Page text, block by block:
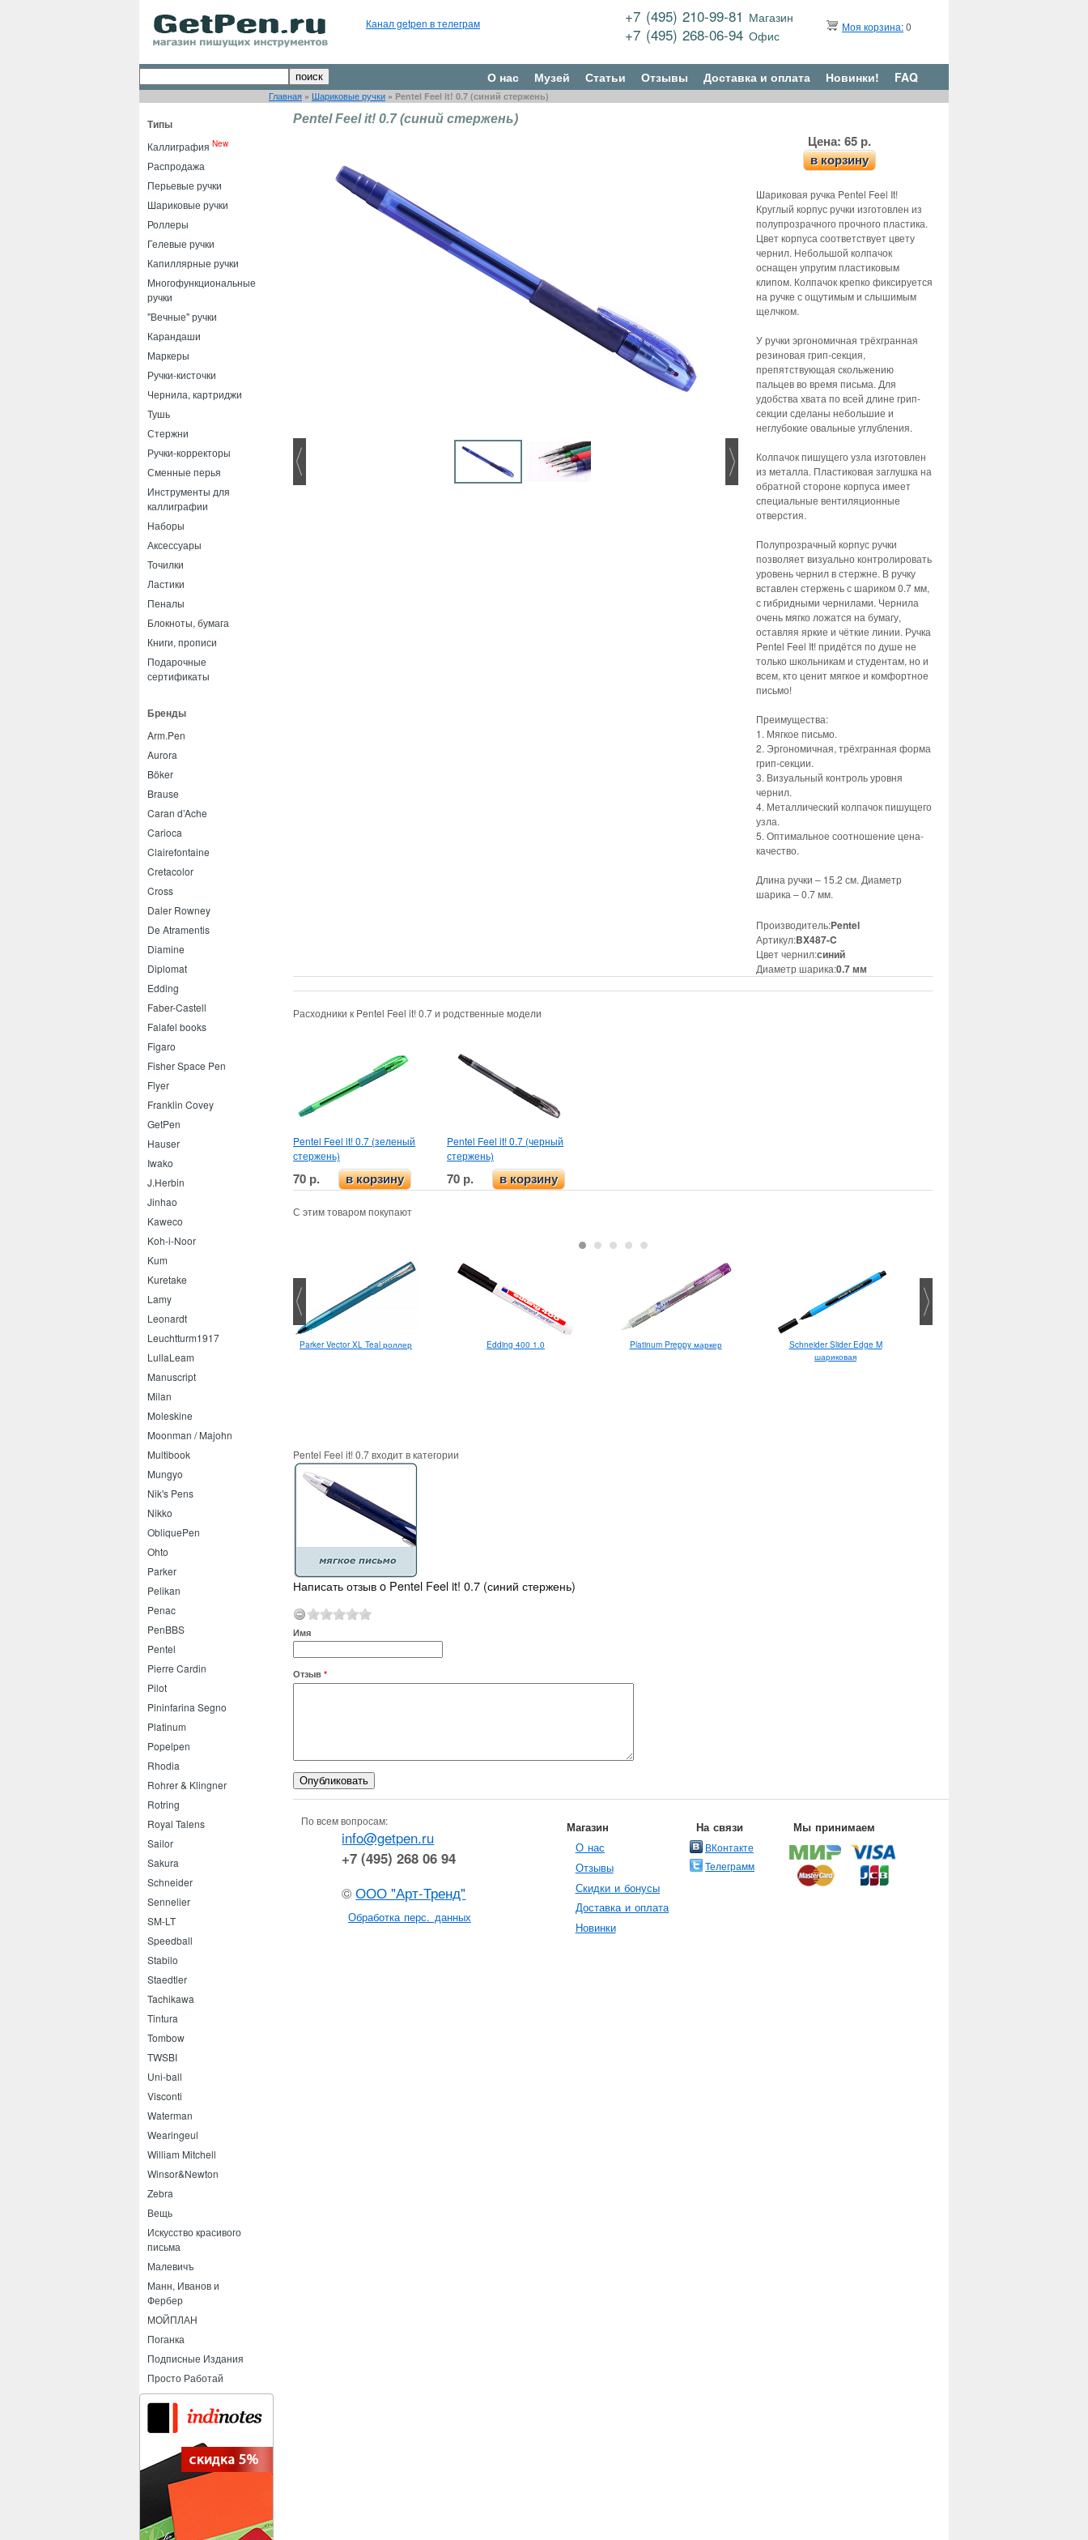
Канал getpen в телеграм +7 (495) 210-99-81 Магазин
+7 (495) 268-06-94Офис
Моя корзина:0
О нас Музей Статьи Отзывы Доставка и оплата Новинки! FAQ
Главная » Шариковые ручки » Pentel Feel it! 0.7 (синий стержень)
Типы
Каллиграфия New
Распродажа
Перьевые ручки
Шариковые ручки
Роллеры
Гелевые ручки
Капиллярные ручки
Многофункциональные
ручки
"Вечные" ручки
Карандаши
Маркеры
Ручки-кисточки
Чернила, картриджи
Тушь
Стержни
Ручки-корректоры
Сменные перья
Инструменты для
каллиграфии
Наборы
Аксессуары
Точилки
Ластики
Пеналы
Блокноты, бумага
Книги, прописи
Подарочные
сертификаты
Бренды
Arm.Pen
Aurora
Böker
Brause
Caran d’Ache
Carioca
Clairefontaine
Cretacolor
Cross
Daler Rowney
De Atramentis
Diamine
Diplomat
Edding
Faber-Castell
Falafel books
Figaro
Fisher Space Pen
Flyer
Franklin Covey
GetPen
Hauser
Iwako
J.Herbin
Jinhao
Kaweco
Koh-i-Noor
Kum
Kuretake
Lamy
Leonardt
Leuchtturm1917
LullaLeam
Manuscript
Milan
Moleskine
Moonman / Majohn
Multibook
Mungyo
Nik's Pens
Nikko
ObliquePen
Ohto
Parker
Pelikan
Penac
PenBBS
Pentel
Pierre Cardin
Pilot
Pininfarina Segno
Platinum
Popelpen
Rhodia
Rohrer & Klingner
Rotring
Royal Talens
Sailor
Sakura
Schneider
Sennelier
SM-LT
Speedball
Stabilo
Staedtler
Tachikawa
Tintura
Tombow
TWSBI
Uni-ball
Visconti
Waterman
Wearingeul
William Mitchell
Winsor&Newton
Zebra
Вещь
Искусство красивого
письма
Малевичъ
Манн, Иванов и
Фербер
МОЙПЛАН
Поганка
Подписные Издания
Просто Работай
Pentel Feel it! 0.7 (синий стержень)
Цена: 65 р.
в корзину
Шариковая ручка Pentel Feel It!
Круглый корпус ручки изготовлен из
полупрозрачного прочного пластика.
Цвет корпуса соответствует цвету
чернил. Небольшой колпачок
оснащен упругим пластиковым
клипом. Колпачок крепко фиксируется
на ручке с ощутимым и слышимым
щелчком.
У ручки эргономичная трёхгранная
резиновая грип-секция,
препятствующая скольжению
пальцев во время письма. Для
удобства хвата по всей длине грип-
секции сделаны небольшие и
неглубокие овальные углубления.
Колпачок пишущего узла изготовлен
из металла. Пластиковая заглушка на
обратной стороне корпуса имеет
специальные вентиляционные
отверстия.
Полупрозрачный корпус ручки
позволяет визуально контролировать
уровень чернил в стержне. В ручку
вставлен стержень с шариком 0.7 мм,
с гибридными чернилами. Чернила
очень мягко ложатся на бумагу,
оставляя яркие и чёткие линии. Ручка
Pentel Feel It! придётся по душе не
только школьникам и студентам, но и
всем, кто ценит мягкое и комфортное
письмо!
Преимущества:
1. Мягкое письмо.
2. Эргономичная, трёхгранная форма
грип-секции.
3. Визуальный контроль уровня
чернил.
4. Металлический колпачок пишущего
узла.
5. Оптимальное соотношение цена-
качество.
Длина ручки – 15.2 см. Диаметр
шарика – 0.7 мм.
Производитель:Pentel
Артикул:BX487-C
Цвет чернил:синий
Диаметр шарика:0.7 мм
Расходники к Pentel Feel it! 0.7 и родственные модели
Pentel Feel it! 0.7 (зеленый
стержень)
70 р. в корзину
Pentel Feel it! 0.7 (черный
стержень)
70 р. в корзину
С этим товаром покупают
Pentel Fine/Extra Fine Twin Tip Parker Vector XL Teal роллер Edding 400 1.0 Platinum Preppy маркер
Schneider Slider Edge M
шариковая
Pentel Feel it! 0.7 входит в категории
Написать отзыв o Pentel Feel it! 0.7 (синий стержень)
Имя
Отзыв *
По всем вопросам:
info@getpen.ru
+7 (495) 268 06 94
©ООО "Арт-Тренд"
Обработка перс. данных
Магазин
О нас
Отзывы
Скидки и бонусы
Доставка и оплата
Новинки
На связи
ВКонтакте
Телеграмм
Мы принимаем